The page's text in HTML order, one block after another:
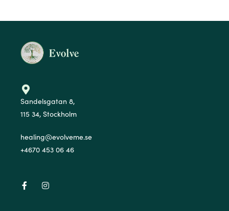
Sandelsgatan 8,
115 34, Stockholm
healing@evolveme.se
+4670 453 06 46